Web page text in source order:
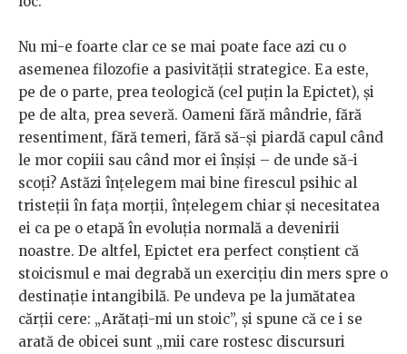
Nu mi-e foarte clar ce se mai poate face azi cu o
asemenea filozofie a pasivității strategice. Ea este,
pe de o parte, prea teologică (cel puțin la Epictet), și
pe de alta, prea severă. Oameni fără mândrie, fără
resentiment, fără temeri, fără să-și piardă capul când
le mor copiii sau când mor ei înșiși – de unde să-i
scoți? Astăzi înțelegem mai bine firescul psihic al
tristeții în fața morții, înțelegem chiar și necesitatea
ei ca pe o etapă în evoluția normală a devenirii
noastre. De altfel, Epictet era perfect conștient că
stoicismul e mai degrabă un exercițiu din mers spre o
destinație intangibilă. Pe undeva pe la jumătatea
cărții cere: „Arătați-mi un stoic”, și spune că ce i se
arată de obicei sunt „mii care rostesc discursuri